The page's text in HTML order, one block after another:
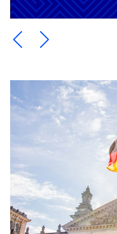
Ein Element zurück
Ein Element